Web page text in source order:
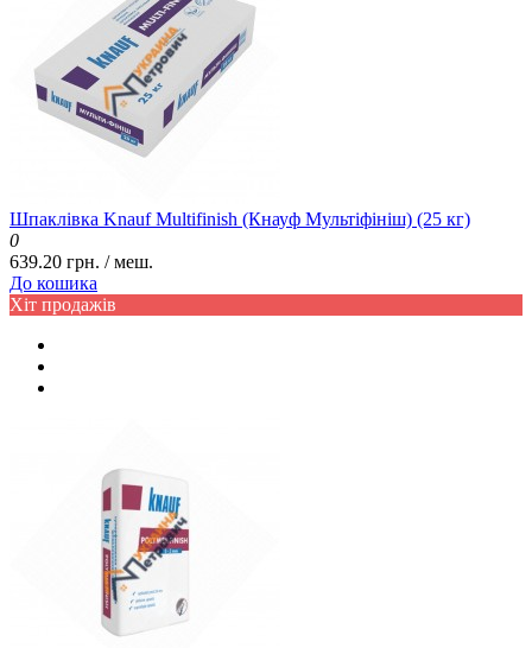
Шпаклівка Knauf Multifinish (Кнауф Мультіфініш) (25 кг)
0
639.20 грн. / меш.
До кошика
Хіт продажів